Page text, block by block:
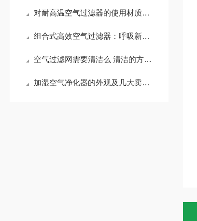
对耐高温空气过滤器的使用材质进行说明
组合式高效空气过滤器：呼吸新鲜空气的保护神
空气过滤网需要清洁么 清洁的方法都有哪些
加湿空气净化器的外观及几大卖点,你知道吗？